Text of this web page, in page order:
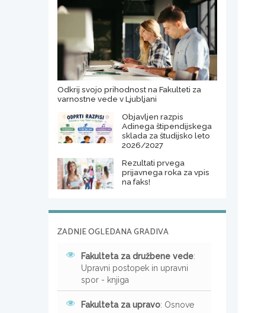
Odkrij svojo prihodnost na Fakulteti za
varnostne vede v Ljubljani
Objavljen razpis
Adinega štipendijskega
sklada za študijsko leto
2026/2027
Rezultati prvega
prijavnega roka za vpis
na faks!
ZADNJE OGLEDANA GRADIVA
Fakulteta za družbene vede:
Upravni postopek in upravni
spor - knjiga
Fakulteta za upravo: Osnove